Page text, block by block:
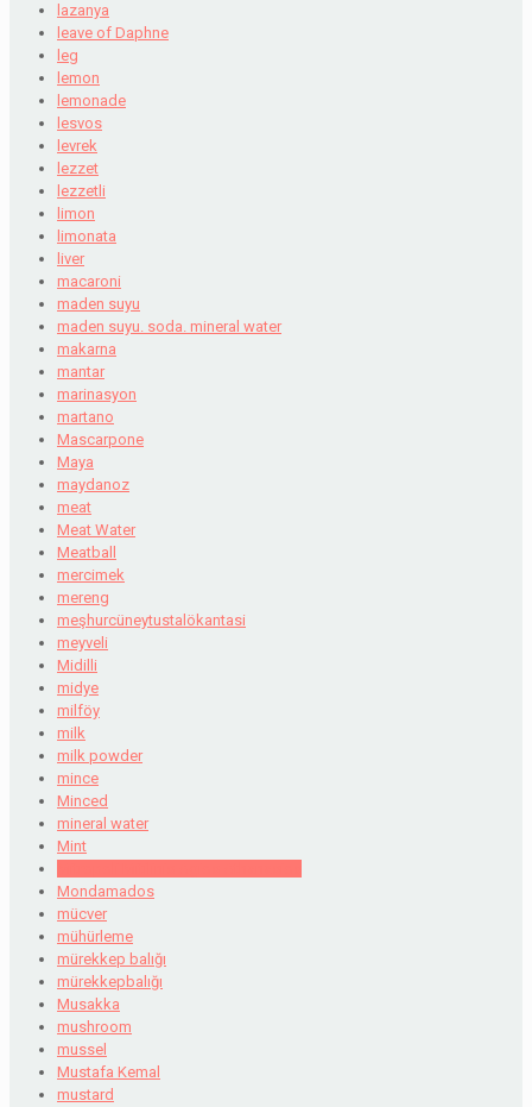
lazanya
leave of Daphne
leg
lemon
lemonade
lesvos
levrek
lezzet
lezzetli
limon
limonata
liver
macaroni
maden suyu
maden suyu. soda. mineral water
makarna
mantar
marinasyon
martano
Mascarpone
Maya
maydanoz
meat
Meat Water
Meatball
mercimek
mereng
meşhurcüneytustalökantasi
meyveli
Midilli
midye
milföy
milk
milk powder
mince
Minced
mineral water
Mint
Mondamados
mücver
mühürleme
mürekkep balığı
mürekkepbalığı
Musakka
mushroom
mussel
Mustafa Kemal
mustard